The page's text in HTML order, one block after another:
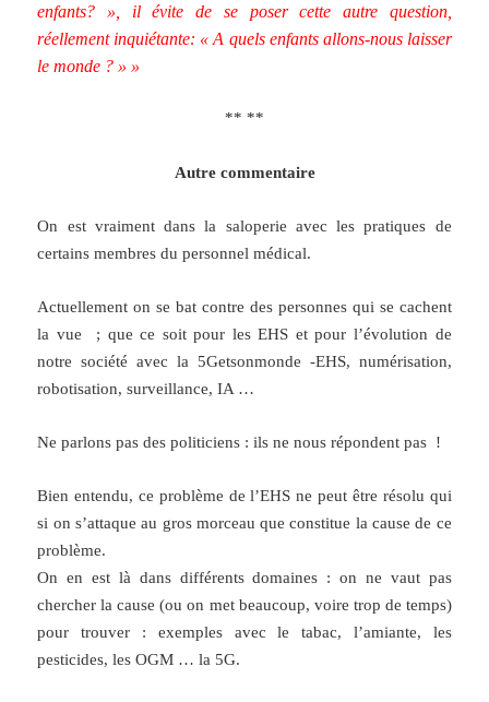
enfants? », il évite de se poser cette autre question,
réellement inquiétante: « A quels enfants allons-nous laisser
le monde ? » »
** **
Autre commentaire
On est vraiment dans la saloperie avec les pratiques de
certains membres du personnel médical.
Actuellement on se bat contre des personnes qui se cachent
la vue ; que ce soit pour les EHS et pour l’évolution de
notre société avec la 5Getsonmonde -EHS, numérisation,
robotisation, surveillance, IA …
Ne parlons pas des politiciens : ils ne nous répondent pas !
Bien entendu, ce problème de l’EHS ne peut être résolu qui
si on s’attaque au gros morceau que constitue la cause de ce
problème.
On en est là dans différents domaines : on ne vaut pas
chercher la cause (ou on met beaucoup, voire trop de temps)
pour trouver : exemples avec le tabac, l’amiante, les
pesticides, les OGM … la 5G.